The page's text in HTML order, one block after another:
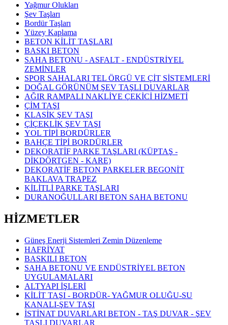
Yağmur Olukları
Şev Taşları
Bordür Taşları
Yüzey Kaplama
BETON KİLİT TAŞLARI
BASKI BETON
SAHA BETONU - ASFALT - ENDÜSTRİYEL
ZEMİNLER
SPOR SAHALARI TEL ÖRGÜ VE ÇİT SİSTEMLERİ
DOĞAL GÖRÜNÜM ŞEV TAŞLI DUVARLAR
AĞIR RAMPALI NAKLİYE ÇEKİCİ HİZMETİ
ÇİM TAŞI
KLASİK ŞEV TAŞI
ÇİÇEKLİK ŞEV TAŞI
YOL TİPİ BORDÜRLER
BAHÇE TİPİ BORDÜRLER
DEKORATİF PARKE TAŞLARI (KÜPTAŞ -
DİKDÖRTGEN - KARE)
DEKORATİF BETON PARKELER BEGONİT
BAKLAVA TRAPEZ
KİLİTLİ PARKE TAŞLARI
DURANOĞULLARI BETON SAHA BETONU
HİZMETLER
Güneş Enerji Sistemleri Zemin Düzenleme
HAFRİYAT
BASKILI BETON
SAHA BETONU VE ENDÜSTRİYEL BETON
UYGULAMALARI
ALTYAPI İŞLERİ
KİLİT TAŞI - BORDÜR- YAĞMUR OLUĞU-SU
KANALI-ŞEV TAŞI
İSTİNAT DUVARLARI BETON - TAŞ DUVAR - ŞEV
TAŞLI DUVARLAR